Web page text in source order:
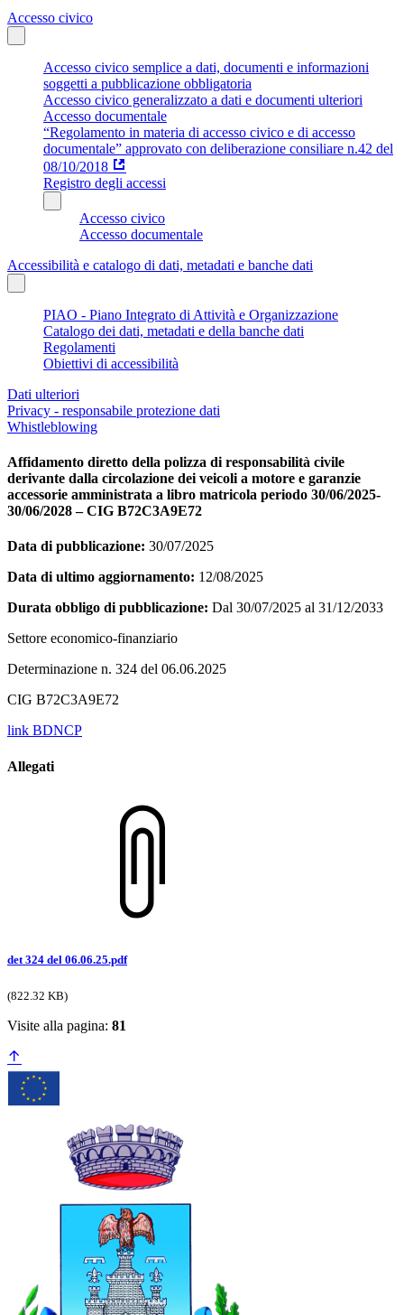
Accesso civico
Accesso civico semplice a dati, documenti e informazioni
soggetti a pubblicazione obbligatoria
Accesso civico generalizzato a dati e documenti ulteriori
Accesso documentale
“Regolamento in materia di accesso civico e di accesso
documentale” approvato con deliberazione consiliare n.42 del
08/10/2018
Registro degli accessi
Accesso civico
Accesso documentale
Accessibilità e catalogo di dati, metadati e banche dati
PIAO - Piano Integrato di Attività e Organizzazione
Catalogo dei dati, metadati e della banche dati
Regolamenti
Obiettivi di accessibilità
Dati ulteriori
Privacy - responsabile protezione dati
Whistleblowing
Affidamento diretto della polizza di responsabilità civile
derivante dalla circolazione dei veicoli a motore e garanzie
accessorie amministrata a libro matricola periodo 30/06/2025-
30/06/2028 – CIG B72C3A9E72
Data di pubblicazione: 30/07/2025
Data di ultimo aggiornamento: 12/08/2025
Durata obbligo di pubblicazione: Dal 30/07/2025 al 31/12/2033
Settore economico-finanziario
Determinazione n. 324 del 06.06.2025
CIG B72C3A9E72
link BDNCP
Allegati
det 324 del 06.06.25.pdf
(822.32 KB)
Visite alla pagina: 81